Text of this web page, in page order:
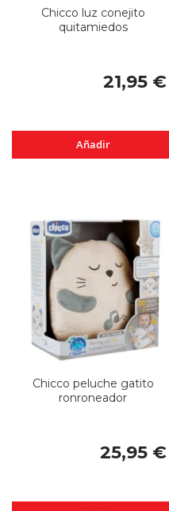
Chicco luz conejito
quitamiedos
21,95 €
Añadir
Chicco peluche gatito
ronroneador
25,95 €